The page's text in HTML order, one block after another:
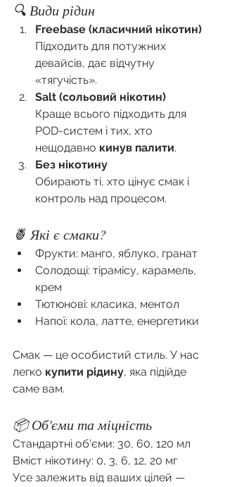
🔍 Види рідин
Freebase (класичний нікотин)
Підходить для потужних
девайсів, дає відчутну
«тягучість».
Salt (сольовий нікотин)
Краще всього підходить для
POD-систем і тих, хто
нещодавно кинув палити.
Без нікотину
Обирають ті, хто цінує смак і
контроль над процесом.
🍍 Які є смаки?
Фрукти: манго, яблуко, гранат
Солодощі: тірамісу, карамель,
крем
Тютюнові: класика, ментол
Напої: кола, латте, енергетики
Смак — це особистий стиль. У нас
легко купити рідину, яка підійде
саме вам.
📦 Об'єми та міцність
Стандартні об'єми: 30, 60, 120 мл
Вміст нікотину: 0, 3, 6, 12, 20 мг
Усе залежить від ваших цілей —